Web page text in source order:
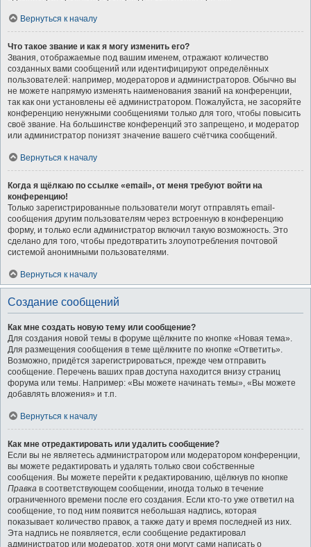
Вернуться к началу
Что такое звание и как я могу изменить его?
Звания, отображаемые под вашим именем, отражают количество
созданных вами сообщений или идентифицируют определённых
пользователей: например, модераторов и администраторов. Обычно вы
не можете напрямую изменять наименования званий на конференции,
так как они установлены её администратором. Пожалуйста, не засоряйте
конференцию ненужными сообщениями только для того, чтобы повысить
своё звание. На большинстве конференций это запрещено, и модератор
или администратор понизят значение вашего счётчика сообщений.
Вернуться к началу
Когда я щёлкаю по ссылке «email», от меня требуют войти на
конференцию!
Только зарегистрированные пользователи могут отправлять email-
сообщения другим пользователям через встроенную в конференцию
форму, и только если администратор включил такую возможность. Это
сделано для того, чтобы предотвратить злоупотребления почтовой
системой анонимными пользователями.
Вернуться к началу
Создание сообщений
Как мне создать новую тему или сообщение?
Для создания новой темы в форуме щёлкните по кнопке «Новая тема».
Для размещения сообщения в теме щёлкните по кнопке «Ответить».
Возможно, придётся зарегистрироваться, прежде чем отправить
сообщение. Перечень ваших прав доступа находится внизу страниц
форума или темы. Например: «Вы можете начинать темы», «Вы можете
добавлять вложения» и т.п.
Вернуться к началу
Как мне отредактировать или удалить сообщение?
Если вы не являетесь администратором или модератором конференции,
вы можете редактировать и удалять только свои собственные
сообщения. Вы можете перейти к редактированию, щёлкнув по кнопке
Правка в соответствующем сообщении, иногда только в течение
ограниченного времени после его создания. Если кто-то уже ответил на
сообщение, то под ним появится небольшая надпись, которая
показывает количество правок, а также дату и время последней из них.
Эта надпись не появляется, если сообщение редактировал
администратор или модератор, хотя они могут сами написать о